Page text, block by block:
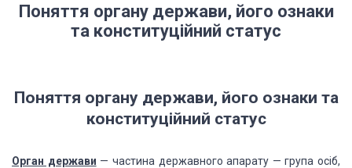
Поняття органу держави, його ознаки
та конституційний статус
Поняття органу держави, його ознаки та
конституційний статус
Орган держави — частина державного апарату — група осіб,